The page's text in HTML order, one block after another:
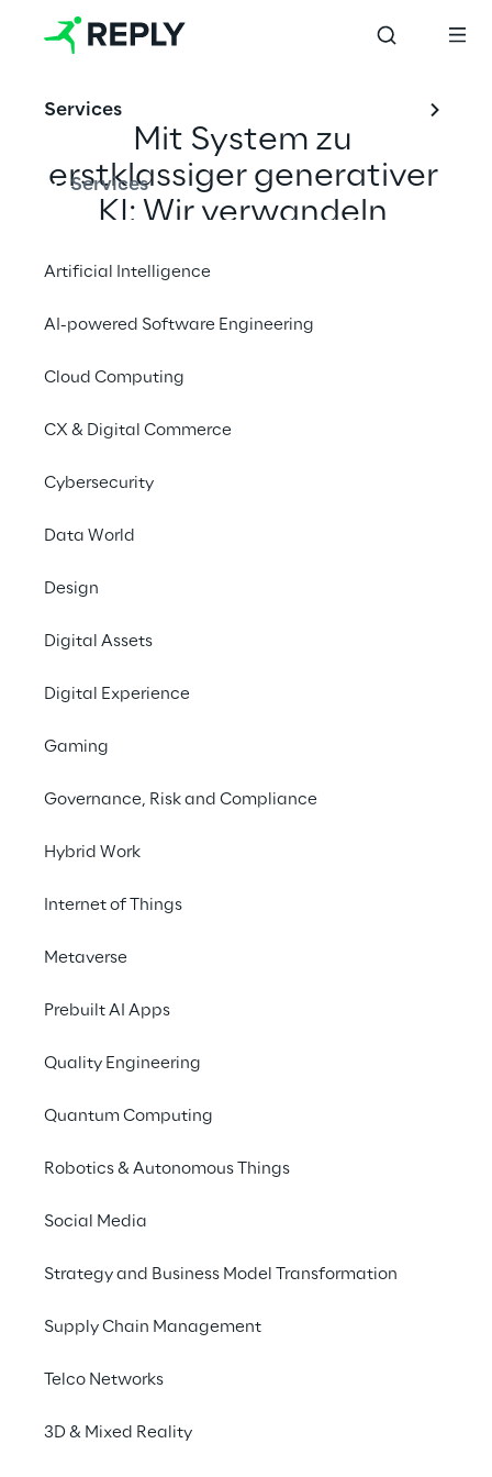
Services
Services
Artificial Intelligence
AI-powered Software Engineering
Cloud Computing
CX & Digital Commerce
Cybersecurity
Data World
Design
Digital Assets
Digital Experience
Gaming
Governance, Risk and Compliance
Hybrid Work
Internet of Things
Metaverse
Prebuilt AI Apps
Quality Engineering
Quantum Computing
Robotics & Autonomous Things
Social Media
Strategy and Business Model Transformation
Supply Chain Management
Telco Networks
3D & Mixed Reality
Mit System zu
erstklassiger generativer
KI: Wir verwandeln
Unternehmenswissen in
maßgeschneiderte
die sich nahtlos in die
Praxis jeder Organisation
Warum die „Reply Model
Factory“ essenziell ist:
Enterprise Intelligence
die auf öffentlichen Daten basieren.
Unternehmen benötigen jedoch
regulatorische Vorgaben und tiefes
Model Factory schließt diese Lücke. Wir
trainieren, die ihre eigene Betriebslogik und
unternehmenseigene Intelligenz.